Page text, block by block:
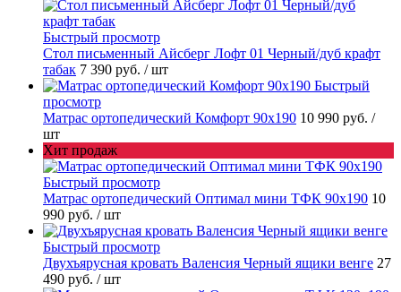
Быстрый просмотр
Стол письменный Айсберг Лофт 01 Черный/дуб крафт
табак 7 390 руб. / шт
Быстрый
просмотр
Матрас ортопедический Комфорт 90х190 10 990 руб. /
шт
Хит продаж
Быстрый просмотр
Матрас ортопедический Оптимал мини ТФК 90х190 10
990 руб. / шт
Быстрый просмотр
Двухъярусная кровать Валенсия Черный ящики венге 27
490 руб. / шт